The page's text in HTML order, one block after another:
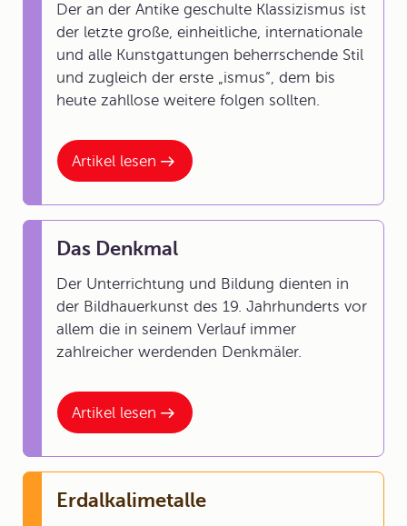
Artikel lesen
Der an der Antike geschulte Klassizismus ist
der letzte große, einheitliche, internationale
und alle Kunstgattungen beherrschende Stil
und zugleich der erste „ismus“, dem bis
heute zahllose weitere folgen sollten.
Artikel lesen
Das Denkmal
Der Unterrichtung und Bildung dienten in
der Bildhauerkunst des 19. Jahrhunderts vor
allem die in seinem Verlauf immer
zahlreicher werdenden Denkmäler.
Erdalkalimetalle